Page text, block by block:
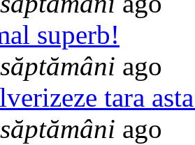
superb!
ago
tara
ago